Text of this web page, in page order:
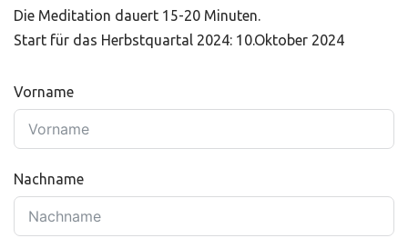
Die Meditation dauert 15-20 Minuten.
Start für das Herbstquartal 2024: 10.Oktober 2024
Vorname
Nachname